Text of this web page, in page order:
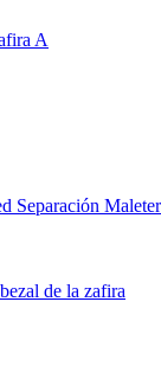
A
Separación
de la zafira